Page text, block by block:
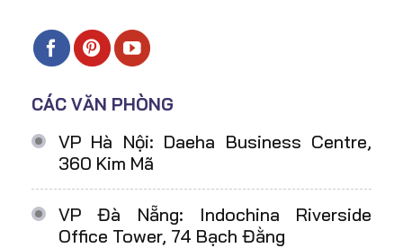
CÁC VĂN PHÒNG
VP Hà Nội: Daeha Business Centre,
360 Kim Mã
VP Đà Nẵng: Indochina Riverside
Office Tower, 74 Bạch Đằng